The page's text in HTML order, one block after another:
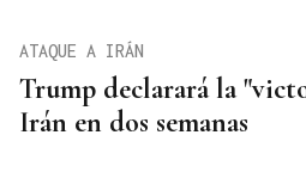
Trump declarará la
Irán en dos semanas
ATAQUE A IRÁN